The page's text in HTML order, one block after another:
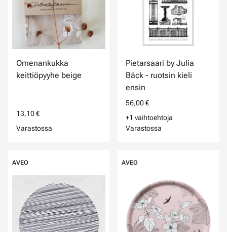
Omenankukka
keittiöpyyhe beige
13,10 €
Varastossa
Pietarsaari by Julia
Bäck - ruotsin kieli
ensin
56,00 €
+1 vaihtoehtoja
Varastossa
AVEO AVEO